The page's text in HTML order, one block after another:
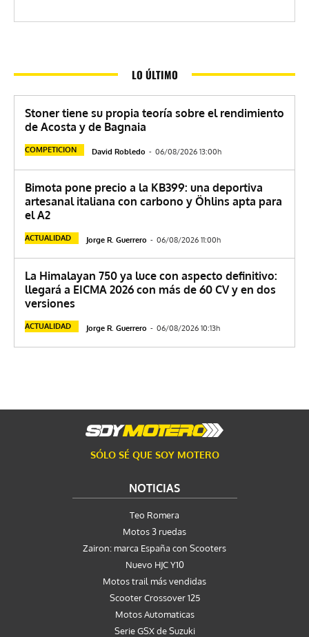
LO ÚLTIMO
Stoner tiene su propia teoría sobre el rendimiento
de Acosta y de Bagnaia
COMPETICION David Robledo - 06/08/2026 13:00h
Bimota pone precio a la KB399: una deportiva
artesanal italiana con carbono y Öhlins apta para
el A2
ACTUALIDAD Jorge R. Guerrero - 06/08/2026 11:00h
La Himalayan 750 ya luce con aspecto definitivo:
llegará a EICMA 2026 con más de 60 CV y en dos
versiones
ACTUALIDAD Jorge R. Guerrero - 06/08/2026 10:13h
SÓLO SÉ QUE SOY MOTERO
NOTICIAS
Teo Romera
Motos 3 ruedas
Zairon: marca España con Scooters
Nuevo HJC Y10
Motos trail más vendidas
Scooter Crossover 125
Motos Automaticas
Serie GSX de Suzuki